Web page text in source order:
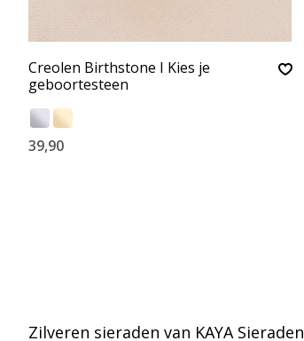
Creolen Birthstone I Kies je
geboortesteen
39,90
Zilveren sieraden van KAYA Sieraden